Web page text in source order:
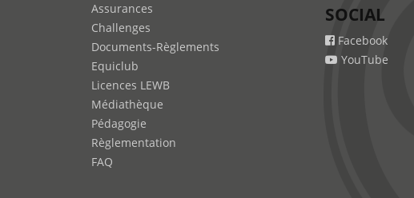
Assurances
Challenges
Documents-Règlements
Equiclub
Licences LEWB
Médiathèque
Pédagogie
Règlementation
FAQ
SOCIAL
Facebook
YouTube